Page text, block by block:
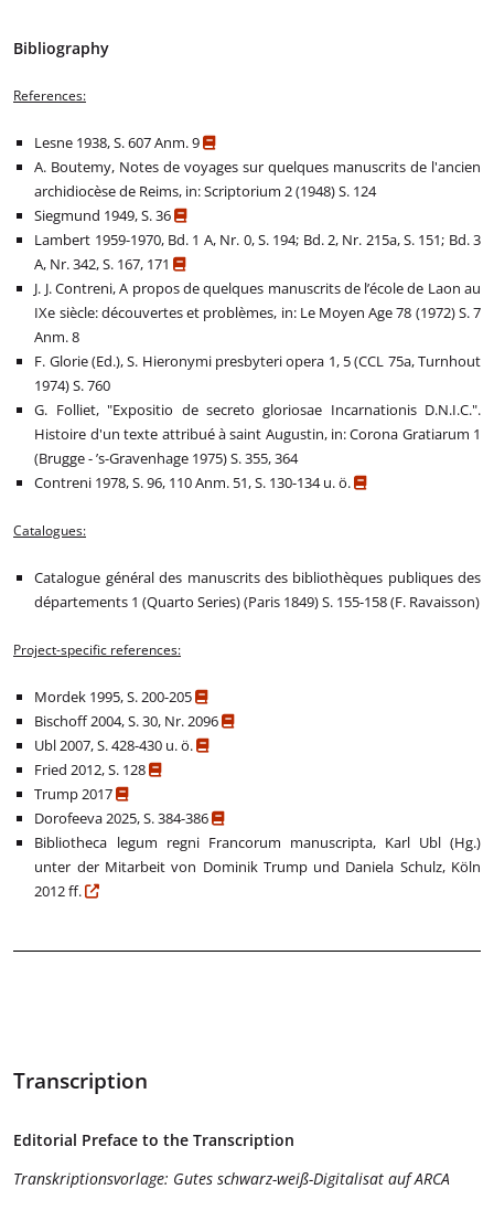
Bibliography
References:
Lesne 1938, S. 607 Anm. 9
A. Boutemy, Notes de voyages sur quelques manuscrits de l'ancien
archidiocèse de Reims, in: Scriptorium 2 (1948) S. 124
Siegmund 1949, S. 36
Lambert 1959-1970, Bd. 1 A, Nr. 0, S. 194; Bd. 2, Nr. 215a, S. 151; Bd. 3
A, Nr. 342, S. 167, 171
J. J. Contreni, A propos de quelques manuscrits de l’école de Laon au
IXe siècle: découvertes et problèmes, in: Le Moyen Age 78 (1972) S. 7
Anm. 8
F. Glorie (Ed.), S. Hieronymi presbyteri opera 1, 5 (CCL 75a, Turnhout
1974) S. 760
G. Folliet, "Expositio de secreto gloriosae Incarnationis D.N.I.C.".
Histoire d'un texte attribué à saint Augustin, in: Corona Gratiarum 1
(Brugge - ’s-Gravenhage 1975) S. 355, 364
Contreni 1978, S. 96, 110 Anm. 51, S. 130-134 u. ö.
Catalogues:
Catalogue général des manuscrits des bibliothèques publiques des
départements 1 (Quarto Series) (Paris 1849) S. 155-158 (F. Ravaisson)
Project-specific references:
Mordek 1995, S. 200-205
Bischoff 2004, S. 30, Nr. 2096
Ubl 2007, S. 428-430 u. ö.
Fried 2012, S. 128
Trump 2017
Dorofeeva 2025, S. 384-386
Bibliotheca legum regni Francorum manuscripta, Karl Ubl (Hg.)
unter der Mitarbeit von Dominik Trump und Daniela Schulz, Köln
2012 ff.
Transcription
Editorial Preface to the Transcription
Transkriptionsvorlage: Gutes schwarz-weiß-Digitalisat auf ARCA